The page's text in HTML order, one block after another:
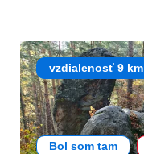
vzdialenosť 9 km
Bol som tam